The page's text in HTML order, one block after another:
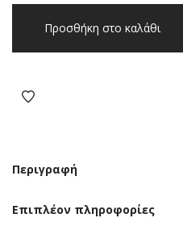
NATH
(KG09D701N1)
Προσθήκη στο καλάθι
Περιγραφή
Επιπλέον πληροφορίες